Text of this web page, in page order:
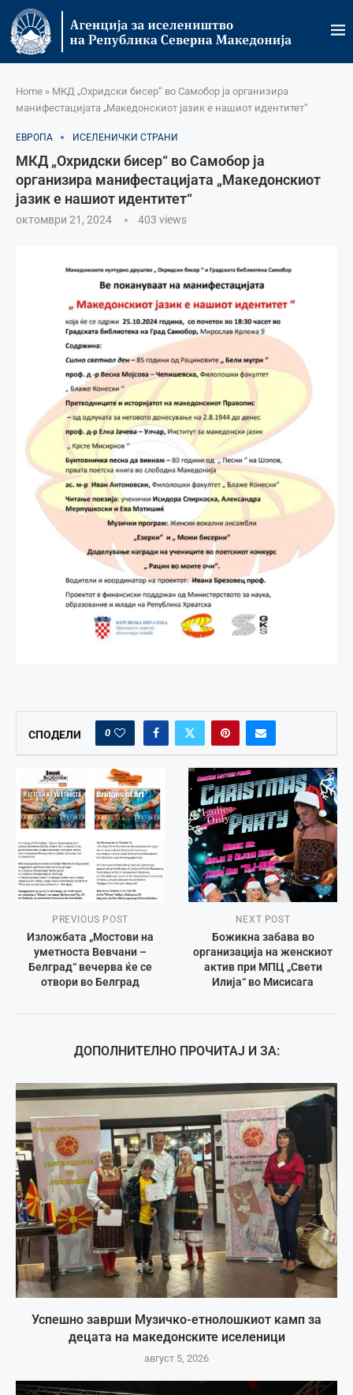
Home » МКД „Охридски бисер“ во Самобор ја организира
манифестацијата „Македонскиот јазик е нашиот идентитет“
ЕВРОПА ИСЕЛЕНИЧКИ СТРАНИ
МКД „Охридски бисер“ во Самобор ја
организира манифестацијата „Македонскиот
јазик е нашиот идентитет“
октомври 21, 2024 403 views
СПОДЕЛИ 0
PREVIOUS POST
Изложбата „Мостови на
уметноста Вевчани –
Белград“ вечерва ќе се
отвори во Белград
NEXT POST
Божикна забава во
организација на женскиот
актив при МПЦ „Свети
Илија“ во Мисисага
ДОПОЛНИТЕЛНО ПРОЧИТАЈ И ЗА:
Успешно заврши Музичко-етнолошкиот камп за
децата на македонските иселеници
август 5, 2026